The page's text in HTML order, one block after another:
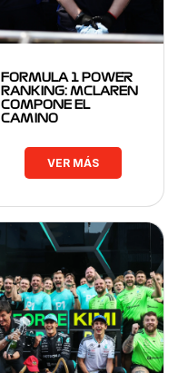
FORMULA 1 POWER
RANKING: MCLAREN
COMPONE EL
CAMINO
VER MÁS